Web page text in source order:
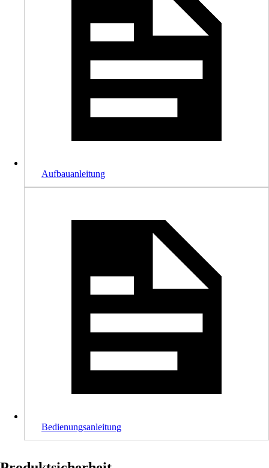
Aufbauanleitung
Bedienungsanleitung